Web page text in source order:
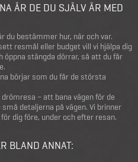
ÄR DE DU SJÄLV ÄR MED
du bestämmer hur, när och var.
resmål eller budget vill vi hjälpa dig
stängda dörrar, så att du får
börjar som du får de största
– att bana vägen för de
detaljerna på vägen. Vi brinner
dig före, under och efter resan.
BLAND ANNAT: